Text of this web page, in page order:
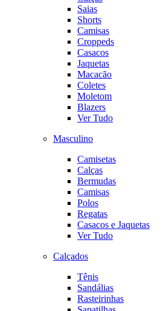
Saias
Shorts
Camisas
Croppeds
Casacos
Jaquetas
Macacão
Coletes
Moletom
Blazers
Ver Tudo
Masculino
Camisetas
Calças
Bermudas
Camisas
Polos
Regatas
Casacos e Jaquetas
Ver Tudo
Calçados
Tênis
Sandálias
Rasteirinhas